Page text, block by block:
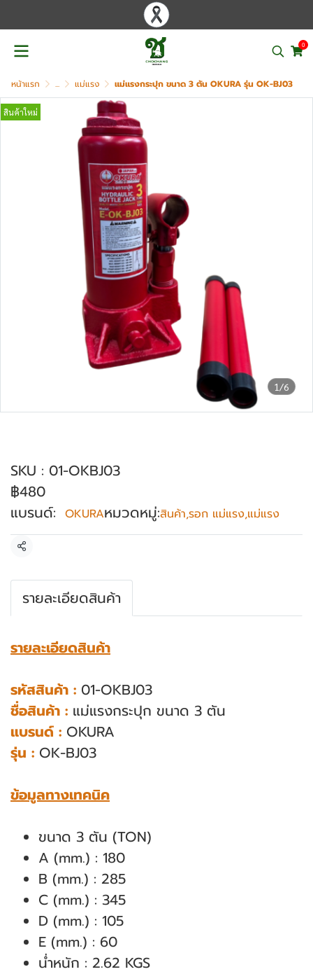
0
หน้าแรก ... แม่แรง แม่แรงกระปุก ขนาด 3 ตัน OKURA รุ่น OK-BJ03
1/6
สินค้าใหม่
SKU : 01-OKBJ03
฿480
แบรนด์: OKURAหมวดหมู่:สินค้า,รอก แม่แรง,แม่แรง
แชร์
รายละเอียดสินค้า
รายละเอียดสินค้า
รหัสสินค้า : 01-OKBJ03
ชื่อสินค้า : แม่แรงกระปุก ขนาด 3 ตัน
แบรนด์ : OKURA
รุ่น : OK-BJ03
ข้อมูลทางเทคนิค
ขนาด 3 ตัน (TON)
A (mm.) : 180
B (mm.) : 285
C (mm.) : 345
D (mm.) : 105
E (mm.) : 60
น่ำหนัก : 2.62 KGS